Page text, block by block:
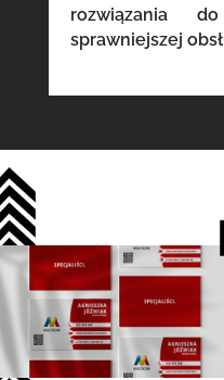
rozwiązania
sprawniejszej